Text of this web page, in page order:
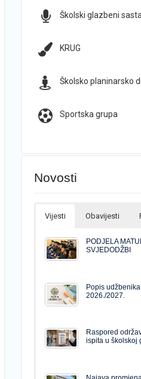
Školski glazbeni
KRUG
Školsko planinarsko
Sportska grupa
Novosti
Vijesti Obavijesti
PODJELA
SVJEDODŽBI
Popis
2026./2027.
Raspored
ispita u školskoj
Najava